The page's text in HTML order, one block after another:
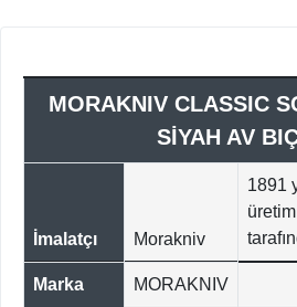
MORAKNIV CLASSIC
SİYAH AV
İmalatçı Morakniv
1891
Marka MORAKNIV